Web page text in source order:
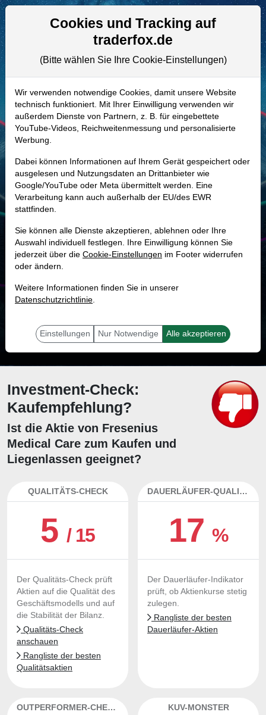
Aktien- und Artikelsuche
578580 | FME–Fresenius Medical
Care Aktie
Realtime-Aktienkurs:
- - -
-
Marktkapitalisierung 11,15 Mrd. EUR
Unternehmenswert
Umsatz 19,63 Mrd. EUR
33.6 %
mit dieser Aktie erfolgreich sein.
Investment-Check:
Kaufempfehlung?
Ist die Aktie von Fresenius
Medical Care zum Kaufen und
Liegenlassen geeignet?
QUALITÄTS-CHECK
5/ 15
Der Qualitäts-Check prüft
Aktien auf die Qualität des
Geschäftsmodells und auf
die Stabilität der Bilanz.
Qualitäts-Check
anschauen
Rangliste der besten
Qualitätsaktien
DAUERLÄUFER-QUALITÄTEN
17%
Der Dauerläufer-Indikator
prüft, ob Aktienkurse stetig
zulegen.
Rangliste der besten
Dauerläufer-Aktien
OUTPERFORMER-CHECK KUV-MONSTER
Cookies und Tracking auf
traderfox.de
(Bitte wählen Sie Ihre Cookie-Einstellungen)
Wir verwenden notwendige Cookies, damit unsere Website
technisch funktioniert. Mit Ihrer Einwilligung verwenden wir
außerdem Dienste von Partnern, z. B. für eingebettete
YouTube-Videos, Reichweitenmessung und personalisierte
Werbung.
Dabei können Informationen auf Ihrem Gerät gespeichert oder
ausgelesen und Nutzungsdaten an Drittanbieter wie
Google/YouTube oder Meta übermittelt werden. Eine
Verarbeitung kann auch außerhalb der EU/des EWR
stattfinden.
Sie können alle Dienste akzeptieren, ablehnen oder Ihre
Auswahl individuell festlegen. Ihre Einwilligung können Sie
jederzeit über die Cookie-Einstellungen im Footer widerrufen
oder ändern.
Weitere Informationen finden Sie in unserer
Datenschutzrichtlinie.
Einstellungen Nur Notwendige Alle akzeptieren